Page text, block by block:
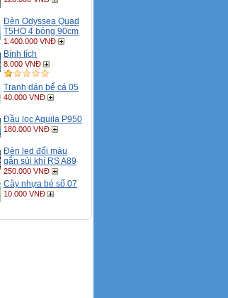
Đèn Odyssea Quad
T5HO 4 bóng 90cm
1.400.000 VNĐ
Bình tích
8.000 VNĐ
Tranh dán bể cá 05
40.000 VNĐ
Đầu lọc Aquila P950
180.000 VNĐ
Đèn led đổi màu
gắn sủi khí RS A89
250.000 VNĐ
Cây nhựa bé số 07
10.000 VNĐ